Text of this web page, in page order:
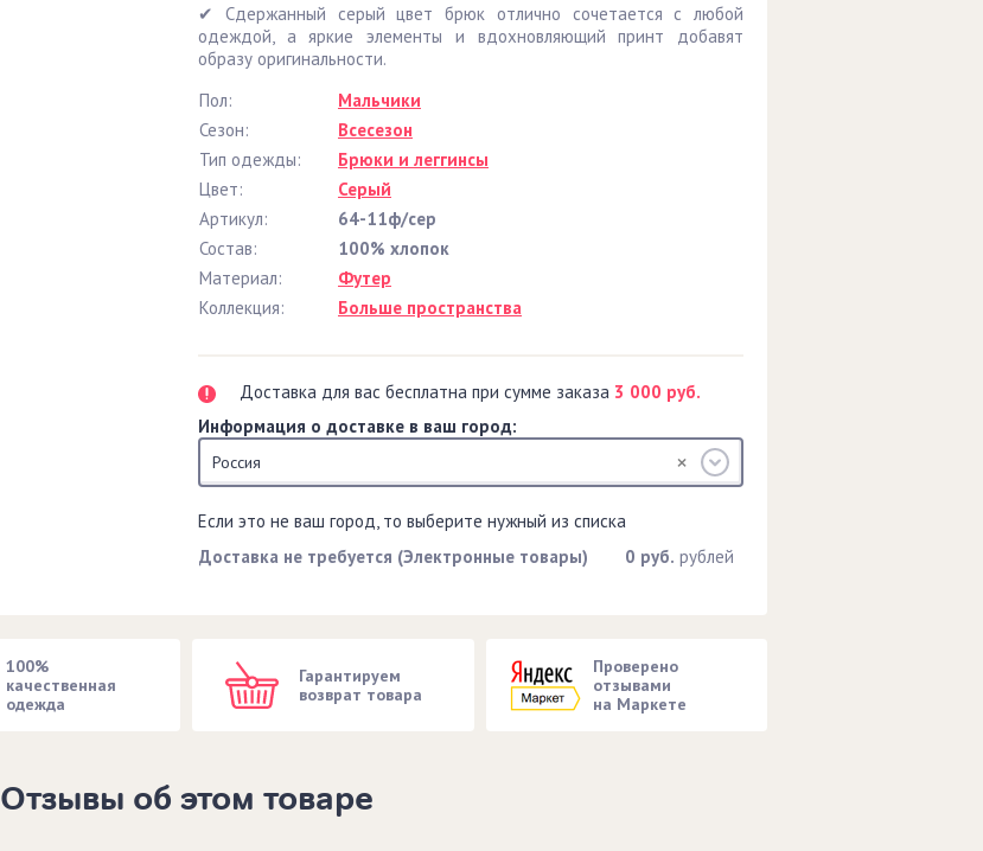
✔ Сдержанный серый цвет брюк отлично сочетается с любой
одеждой, а яркие элементы и вдохновляющий принт добавят
образу оригинальности.
Пол:
Мальчики
Сезон:
Всесезон
Тип одежды:
Брюки и леггинсы
Цвет:
Серый
Артикул:
64-11ф/сер
Состав:
100% хлопок
Материал:
Футер
Коллекция:
Больше пространства
Доставка для вас бесплатна при сумме заказа 3 000 руб.
Информация о доставке в ваш город:
Россия
Если это не ваш город, то выберите нужный из списка
Доставка не требуется (Электронные товары)
0 руб. рублей
100%
качественная
одежда
Гарантируем
возврат товара
Проверено
отзывами
на Маркете
Отзывы об этом товаре